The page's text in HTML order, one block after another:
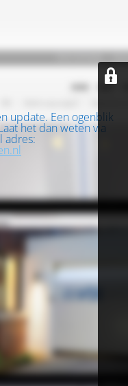
update. Een ogenblik
het dan weten via
adres: